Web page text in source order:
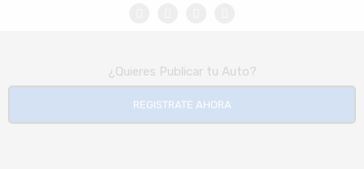
¿Quieres Publicar tu Auto?
REGISTRATE AHORA